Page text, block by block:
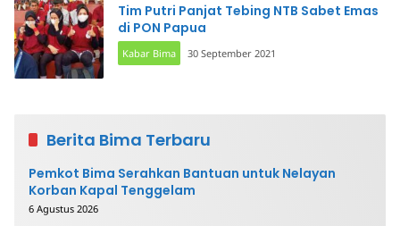
Tim Putri Panjat Tebing NTB Sabet Emas
di PON Papua
Kabar Bima 30 September 2021
Berita Bima Terbaru
Pemkot Bima Serahkan Bantuan untuk Nelayan
Korban Kapal Tenggelam
6 Agustus 2026